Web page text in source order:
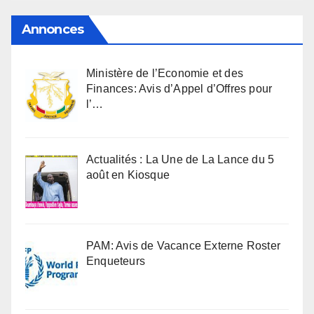
Annonces
Ministère de l’Economie et des
Finances: Avis d’Appel d’Offres pour
l’…
Actualités : La Une de La Lance du 5
août en Kiosque
PAM: Avis de Vacance Externe Roster
Enqueteurs